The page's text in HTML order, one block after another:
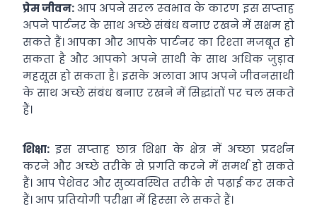
प्रेम जीवन:आप अपने सरल स्‍वभाव के कारण इस सप्‍ताह
अपने पार्टनर के साथ अच्‍छे संबंध बनाए रखने में सक्षम हो
सकते हैं। आपका और आपके पार्टनर का रिश्‍ता मजबूत हो
सकता है और आपको अपने साथी के साथ अधिक जुड़ाव
महसूस हो सकता है। इसके अलावा आप अपने जीवनसाथी
के साथ अच्‍छे संबंध बनाए रखने में सिद्धांतों पर चल सकते
हैं।
शिक्षा: इस सप्‍ताह छात्र शिक्षा के क्षेत्र में अच्‍छा प्रदर्शन
करने और अच्‍छे तरीके से प्रगति करने में समर्थ हो सकते
हैं। आप पेशेवर और सुव्‍यवस्थित तरीके से पढ़ाई कर सकते
हैं। आप प्रतियोगी परीक्षा में हिस्‍सा ले सकते हैं।